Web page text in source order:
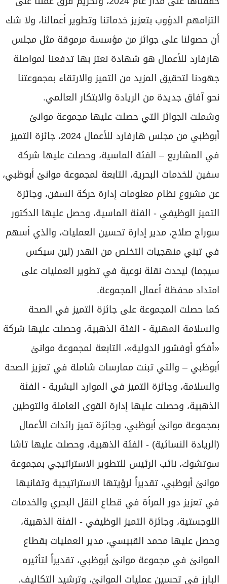
التزامهم الدؤوب بتعزيز خدماتنا وتطوير أعمالنا، ولا شك
أن حصولنا على جوائز من مؤسسة مرموقة مثل مجلس
هارفارد للأعمال هو شهادة نعتز بها تدفعنا لمواصلة
جهودنا لتحقيق المزيد من التميز والارتقاء بمجموعتنا
نحو آفاق جديدة من الريادة والابتكار العالمي.
وشملت الجوائز التي حصلت عليها مجموعة موانئ
أبوظبي من مجلس هارفارد للأعمال 2024، جائزة التميز
في المشاريع – الفئة الماسية، وحصلت عليها شركة
سفين للخدمات البحرية، التابعة لمجموعة موانئ أبوظبي،
عن مشروع نظام معلومات إدارة حركة السفن، وجائزة
التميز الوظيفي - الفئة الماسية، وحصل عليها الدكتور
سوراج صلاح، مدير إدارة تحسين العمليات، والذي أسهم
في تبني منهجيات التخلص من الهدر (لين سيكس
سيجما) ليحدث نقلة نوعية في تطوير العمليات على
امتداد محفظة أعمال المجموعة.
كما حصلت المجموعة على جائزة التميز في الصحة
والسلامة المهنية - الفئة الذهبية، وحصلت عليها شركة
«أفكو أوفشور الدولية»، التابعة لمجموعة موانئ
أبوظبي – والتي تبنت ممارسات شاملة في تعزيز الصحة
والسلامة، وجائزة التميز في الموارد البشرية - الفئة
الذهبية، وحصلت عليها إدارة القوى العاملة والتوطين
بمجموعة موانئ أبوظبي، وجائزة تميز رائدات الأعمال
(الريادة النسائية) - الفئة الذهبية، وحصلت عليها تاشا
سوتشوك، نائب الرئيس للتطوير الاستراتيجي بمجموعة
موانئ أبوظبي، تقديراً لرؤيتها الاستراتيجية وتفانيها
في تعزيز دور المرأة في قطاع النقل البحري والخدمات
اللوجستية، وجائزة التميز الوظيفي - الفئة الذهبية،
وحصل عليها محمد القبيسي، مدير العمليات بقطاع
الموانئ في مجموعة موانئ أبوظبي، تقديراً لتأثيره
البارز في تحسين عمليات الموانئ، وترشيد التكاليف.